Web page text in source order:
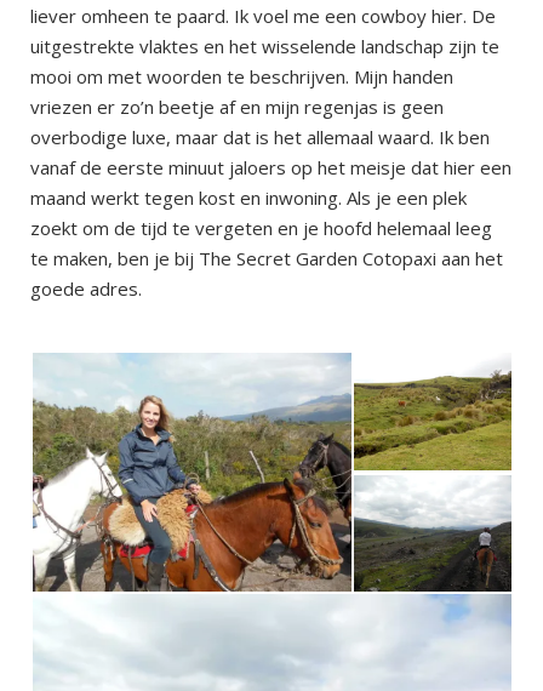
liever omheen te paard. Ik voel me een cowboy hier. De
uitgestrekte vlaktes en het wisselende landschap zijn te
mooi om met woorden te beschrijven. Mijn handen
vriezen er zo’n beetje af en mijn regenjas is geen
overbodige luxe, maar dat is het allemaal waard. Ik ben
vanaf de eerste minuut jaloers op het meisje dat hier een
maand werkt tegen kost en inwoning. Als je een plek
zoekt om de tijd te vergeten en je hoofd helemaal leeg
te maken, ben je bij The Secret Garden Cotopaxi aan het
goede adres.